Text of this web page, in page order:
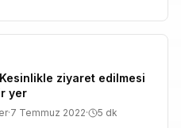
ziyaret edilmesi
yer
·7 Temmuz 2022· 5 dk